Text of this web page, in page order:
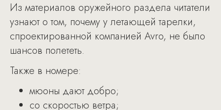
Из материалов оружейного раздела читатели
узнают о том, почему у летающей тарелки,
спроектированной компанией Avro, не было
шансов полететь.
Также в номере:
мюоны дают добро;
со скоростью ветра;